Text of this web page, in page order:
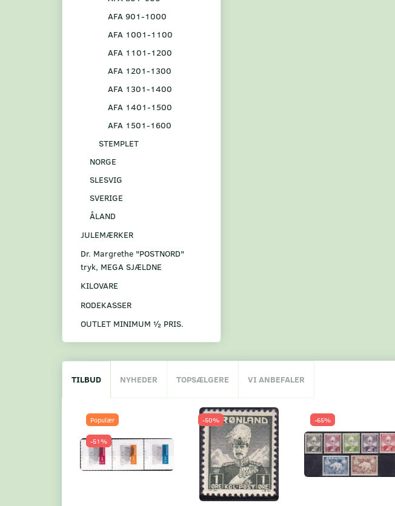
AFA 901-1000
AFA 1001-1100
AFA 1101-1200
AFA 1201-1300
AFA 1301-1400
AFA 1401-1500
AFA 1501-1600
STEMPLET
NORGE
SLESVIG
SVERIGE
ÅLAND
JULEMÆRKER
Dr. Margrethe "POSTNORD"
tryk, MEGA SJÆLDNE
KILOVARE
RODEKASSER
OUTLET MINIMUM ½ PRIS.
TILBUD NYHEDER TOPSÆLGERE VI ANBEFALER
Populær
-51%
-50% -65%